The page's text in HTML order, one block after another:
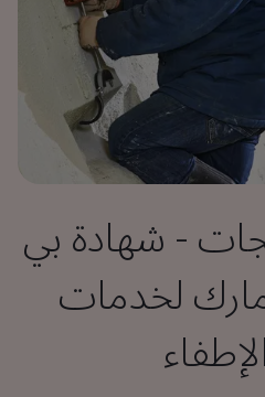
- شهادة بي
لخدمات